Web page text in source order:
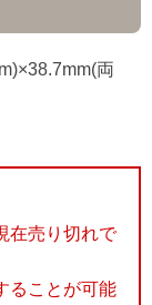
両
在売り切れで
ることが可能